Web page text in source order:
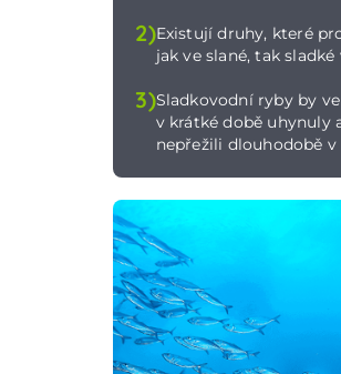
2)Existují druhy, které
jak ve slané, tak sladké
3)Sladkovodní ryby by
v krátké době uhynuly
nepřežili dlouhodobě